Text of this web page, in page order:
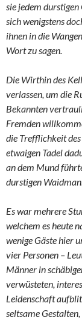
sie jedem durstigen
sich wenigstens
ihnen in die
Wort zu sagen.
Die Wirthin des
verlassen, um die
Bekannten
Fremden
die Trefflichkeit
etwaigen Tadel
an dem Mund
durstigen
Es war mehrere
welchem es heute
wenige Gäste hier
vier Personen –
Männer in
verwüsteten,
Leidenschaft
seltsame